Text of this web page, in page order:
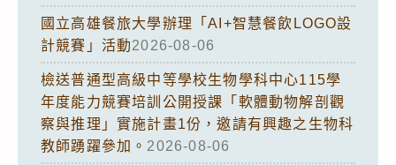
國立高雄餐旅大學辦理「AI+智慧餐飲LOGO設
計競賽」活動2026-08-06
檢送普通型高級中等學校生物學科中心115學
年度能力競賽培訓公開授課「軟體動物解剖觀
察與推理」實施計畫1份，邀請有興趣之生物科
教師踴躍參加。 2026-08-06